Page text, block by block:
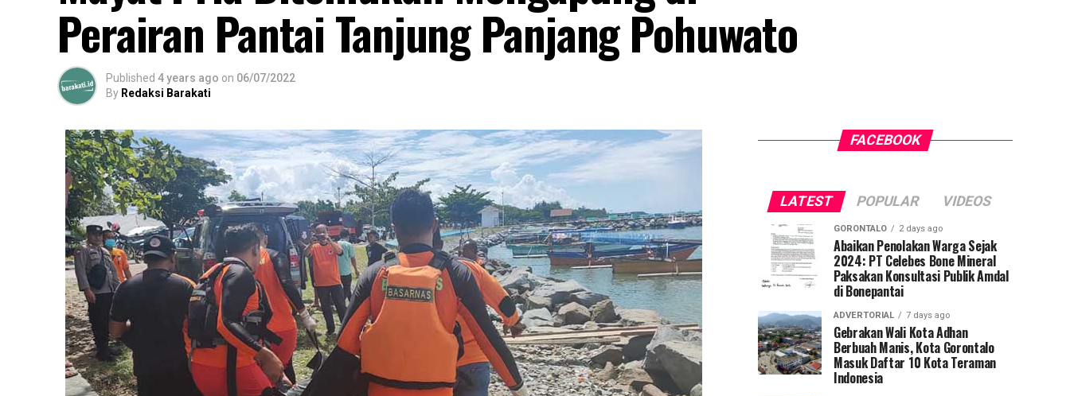
Perairan Pantai Tanjung Panjang Pohuwato
Published 4 years ago on 06/07/2022
By Redaksi Barakati
FACEBOOK
LATEST POPULAR VIDEOS
GORONTALO 2 days ago
Abaikan Penolakan Warga Sejak
2024: PT Celebes Bone Mineral
Paksakan Konsultasi Publik Amdal
di Bonepantai
ADVERTORIAL 7 days ago
Gebrakan Wali Kota Adhan
Berbuah Manis, Kota Gorontalo
Masuk Daftar 10 Kota Teraman
Indonesia